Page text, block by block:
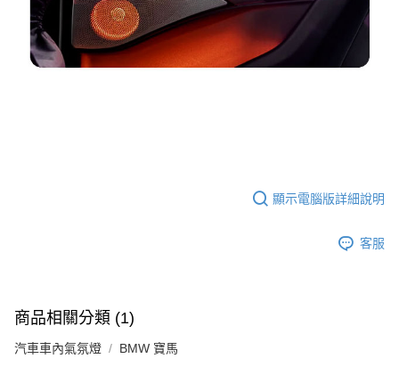
顯示電腦版詳細說明
客服
商品相關分類 (1)
汽車車內氣氛燈 BMW 寶馬